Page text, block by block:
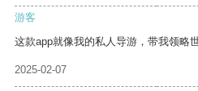
游客
这款app就像我的私人导游，带我领略
2025-02-07